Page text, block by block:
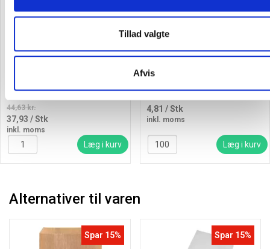
Tillad valgte
Afvis
Vikan hygiejne håndskovl 0,5
44,63 kr.
37,93 / Stk
inkl. moms
Læg i kurv
Affaldssæk 100 liter
sort
4,81 / Stk
inkl. moms
Læg i kurv
Alternativer til varen
Spar 15% Spar 15%